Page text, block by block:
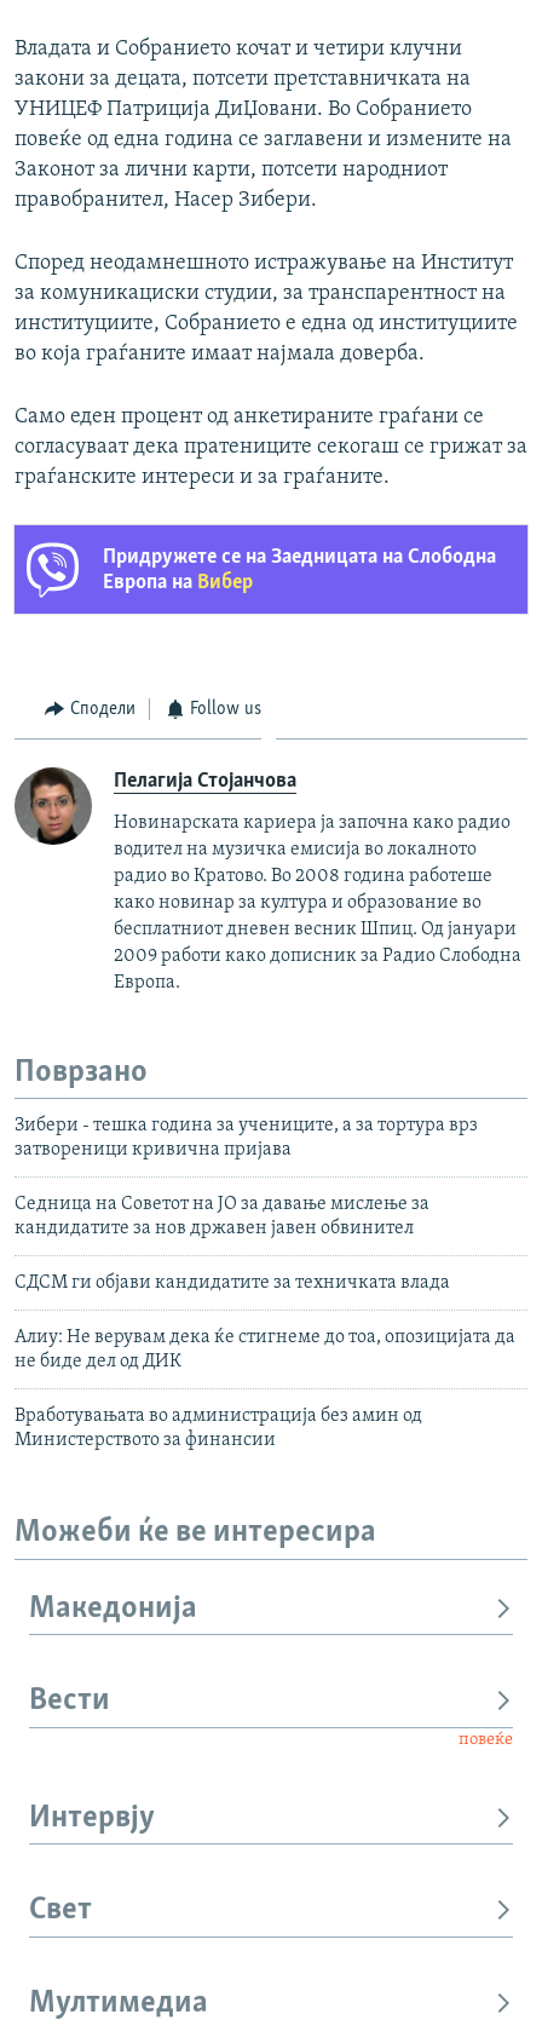
Владата и Собранието кочат и четири клучни
закони за децата, потсети претставничката на
УНИЦЕФ Патриција ДиЏовани. Во Собранието
повеќе од една година се заглавени и измените на
Законот за лични карти, потсети народниот
правобранител, Насер Зибери.
Според неодамнешното истражување на Институт
за комуникациски студии, за транспарентност на
институциите, Собранието е една од институциите
во која граѓаните имаат најмала доверба.
Само еден процент од анкетираните граѓани се
согласуваат дека пратениците секогаш се грижат за
граѓанските интереси и за граѓаните.
Придружете се на Заедницата на Слободна
Европа на Вибер
Сподели Follow us
Пелагија Стојанчова
Новинарската кариера ја започна како радио
водител на музичка емисија во локалното
радио во Кратово. Во 2008 година работеше
како новинар за култура и образование во
бесплатниот дневен весник Шпиц. Од јануари
2009 работи како дописник за Радио Слободна
Европа.
Поврзано
Зибери - тешка година за учениците, а за тортура врз
затвореници кривична пријава
Седница на Советот на ЈО за давање мислење за
кандидатите за нов државен јавен обвинител
СДСМ ги објави кандидатите за техничката влада
Алиу: Не верувам дека ќе стигнеме до тоа, опозицијата да
не биде дел од ДИК
Вработувањата во администрација без амин од
Министерството за финансии
Можеби ќе ве интересира
Македонија
Вести
повеќе
Интервју
Свет
Мултимедиа